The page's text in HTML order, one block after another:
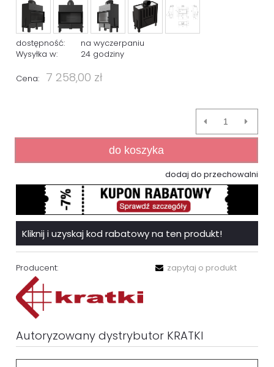
dostępność:
na wyczerpaniu
Wysyłka w:
24 godziny
Cena: 7 258,00 zł
do koszyka
dodaj do przechowalni
Kliknij i uzyskaj kod rabatowy na ten produkt!
Producent: zapytaj o produkt
Autoryzowany dystrybutor KRATKI